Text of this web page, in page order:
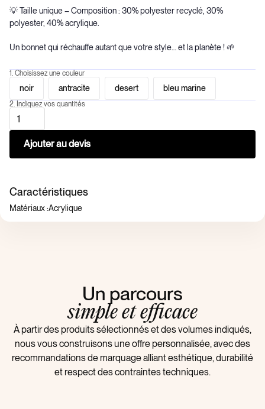
💡 Taille unique – Composition : 30% polyester recyclé, 30%
polyester, 40% acrylique.
Un bonnet qui réchauffe autant que votre style… et la planète ! 🌱
1. Choisissez une couleur
noir antracite desert bleu marine
2. Indiquez vos quantités
Caractéristiques
Matériaux :Acrylique
Un parcours
simple et efficace
À partir des produits sélectionnés et des volumes indiqués,
nous vous construisons une offre personnalisée, avec des
recommandations de marquage alliant esthétique, durabilité
et respect des contraintes techniques.